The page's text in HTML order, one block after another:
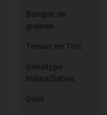
Banque de
graines
Teneur en THC
Génotype
Indica/Sativa
Goût